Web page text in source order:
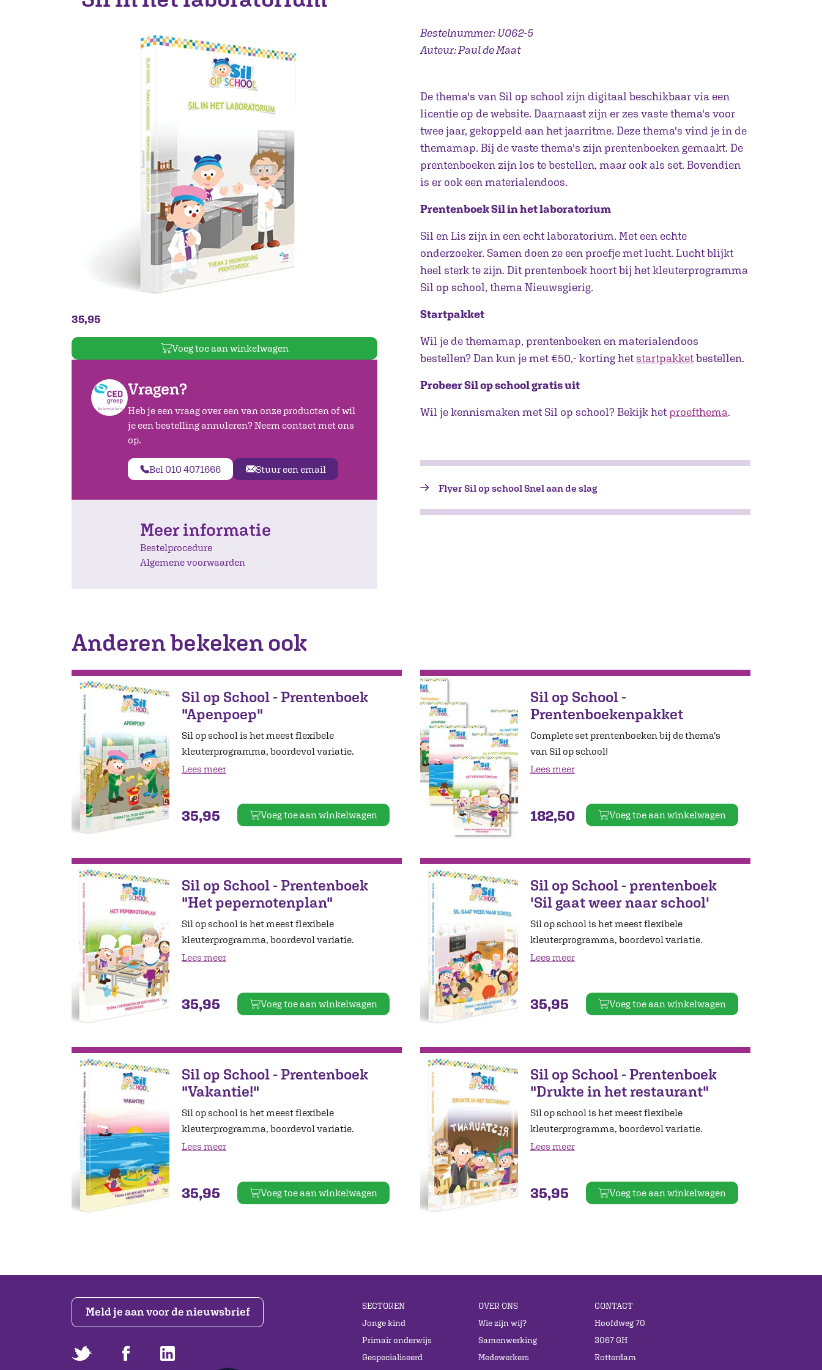
35,95
Voeg toe aan winkelwagen
Vragen?
Heb je een vraag over een van onze producten of wil
je een bestelling annuleren? Neem contact met ons
op.
Bel 010 4071666 Stuur een email
Meer informatie
Bestelprocedure
Algemene voorwaarden
Bestelnummer: U062-5
Auteur: Paul de Maat
De thema's van Sil op school zijn digitaal beschikbaar via een
licentie op de website. Daarnaast zijn er zes vaste thema's voor
twee jaar, gekoppeld aan het jaarritme. Deze thema's vind je in de
themamap. Bij de vaste thema's zijn prentenboeken gemaakt. De
prentenboeken zijn los te bestellen, maar ook als set. Bovendien
is er ook een materialendoos.
Prentenboek Sil in het laboratorium
Sil en Lis zijn in een echt laboratorium. Met een echte
onderzoeker. Samen doen ze een proefje met lucht. Lucht blijkt
heel sterk te zijn. Dit prentenboek hoort bij het kleuterprogramma
Sil op school, thema Nieuwsgierig.
Startpakket
Wil je de themamap, prentenboeken en materialendoos
bestellen? Dan kun je met €50,- korting het startpakketbestellen.
Probeer Sil op school gratis uit
Wil je kennismaken met Sil op school? Bekijk hetproefthema.
Flyer Sil op school Snel aan de slag
Anderen bekeken ook
Sil op School - Prentenboek
"Apenpoep"
Sil op school is het meest flexibele
kleuterprogramma, boordevol variatie.
Lees meer
35,95 Voeg toe aan winkelwagen
Sil op School -
Prentenboekenpakket
Complete set prentenboeken bij de thema's
van Sil op school!
Lees meer
182,50 Voeg toe aan winkelwagen
Sil op School - Prentenboek
"Het pepernotenplan"
Sil op school is het meest flexibele
kleuterprogramma, boordevol variatie.
Lees meer
35,95 Voeg toe aan winkelwagen
Sil op School - prentenboek
'Sil gaat weer naar school'
Sil op school is het meest flexibele
kleuterprogramma, boordevol variatie.
Lees meer
35,95 Voeg toe aan winkelwagen
Sil op School - Prentenboek
"Vakantie!"
Sil op school is het meest flexibele
kleuterprogramma, boordevol variatie.
Lees meer
35,95 Voeg toe aan winkelwagen
Sil op School - Prentenboek
"Drukte in het restaurant"
Sil op school is het meest flexibele
kleuterprogramma, boordevol variatie.
Lees meer
35,95 Voeg toe aan winkelwagen
Meld je aan voor de nieuwsbrief
SECTOREN
Jonge kind
Primair onderwijs
Gespecialiseerd
OVER ONS
Wie zijn wij?
Samenwerking
Medewerkers
CONTACT
Hoofdweg 70
3067 GH
Rotterdam